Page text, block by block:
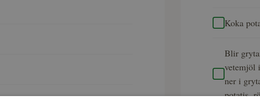
Koka
Blir
vetemjöl
ner i
potatis,